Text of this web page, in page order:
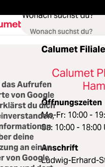
Wonach suchst du?
& Drohnen
Aufrufen
von Google
du dich
deine
an einen
von Google
Calumet
Calumet
Öffnungszeiten
Mo-Fr: 10:00 -
Sa: 10:00 - 18:00
Anschrift
Ludwig-Erhard-